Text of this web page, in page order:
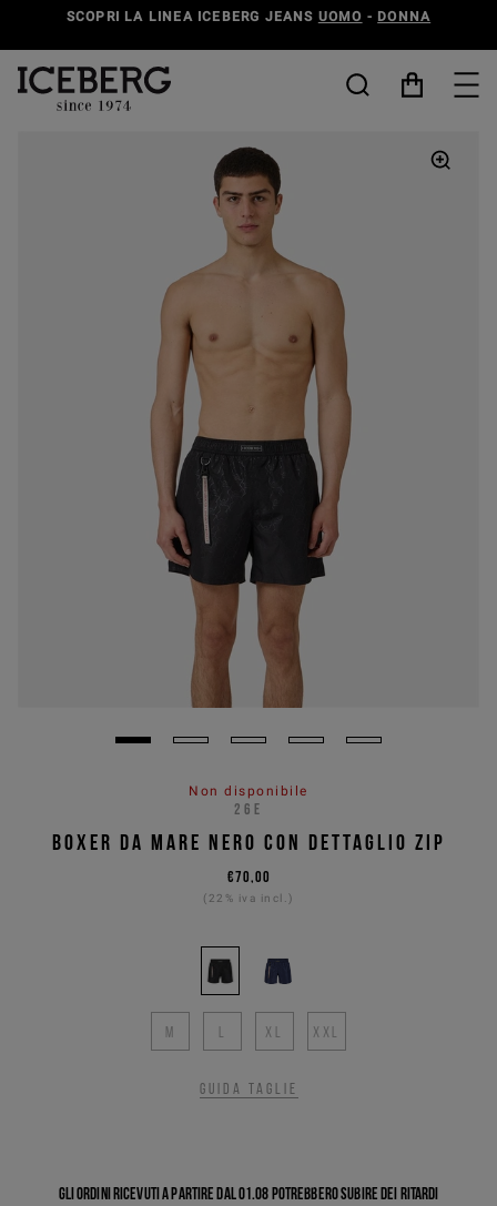
SCOPRI LA LINEA ICEBERG JEANS UOMO - DONNA
Non disponibile
26E
BOXER DA MARE NERO CON DETTAGLIO ZIP
€70,00
(22% iva incl.)
M XL XXL
Guida taglie
Gli ordini ricevuti a partire dal 01.08 potrebbero subire dei ritardi